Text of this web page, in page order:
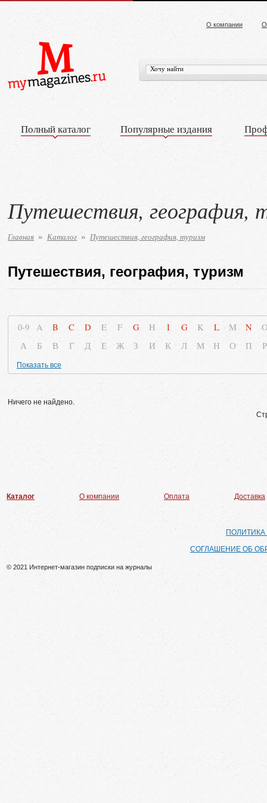
О компании
Полный каталог Популярные издания
Путешествия, география,
Главная » Каталог » Путешествия, география, туризм
Путешествия, география, туризм
0-9 A B C D E F G H I G K L M N
А
Б В Г Д Е Ж З И К Л М Н О П Р
Показать все
Ничего не найдено.
Каталог О компании Оплата Доставка
СОГЛАШЕНИЕ ОБ
© 2021 Интернет-магазин подписки на журналы